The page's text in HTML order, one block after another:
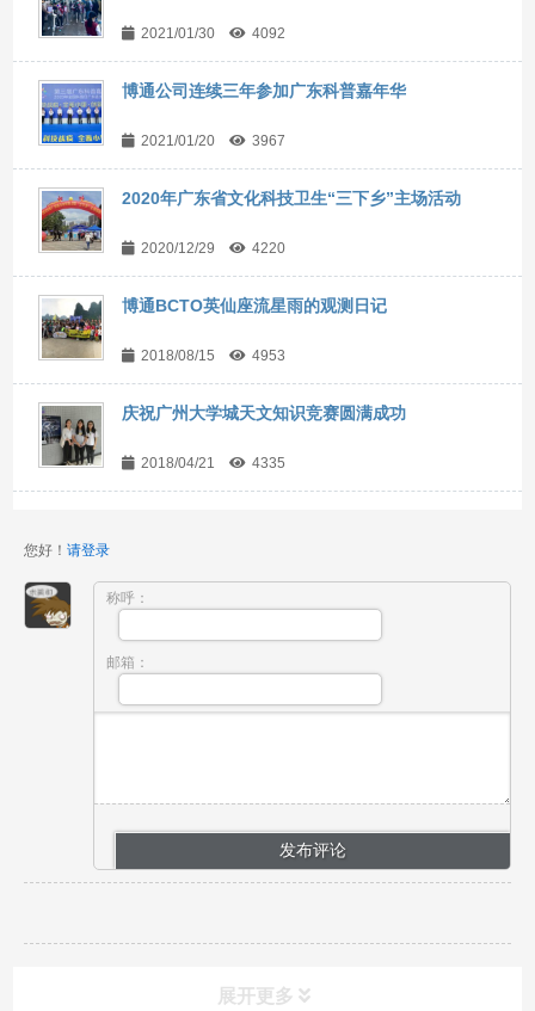
2021/01/30 4092
博通公司连续三年参加广东科普嘉年华
2021/01/20 3967
2020年广东省文化科技卫生“三下乡”主场活动
2020/12/29 4220
博通BCTO英仙座流星雨的观测日记
2018/08/15 4953
庆祝广州大学城天文知识竞赛圆满成功
2018/04/21 4335
您好！ 请登录
称呼：
邮箱：
展开更多